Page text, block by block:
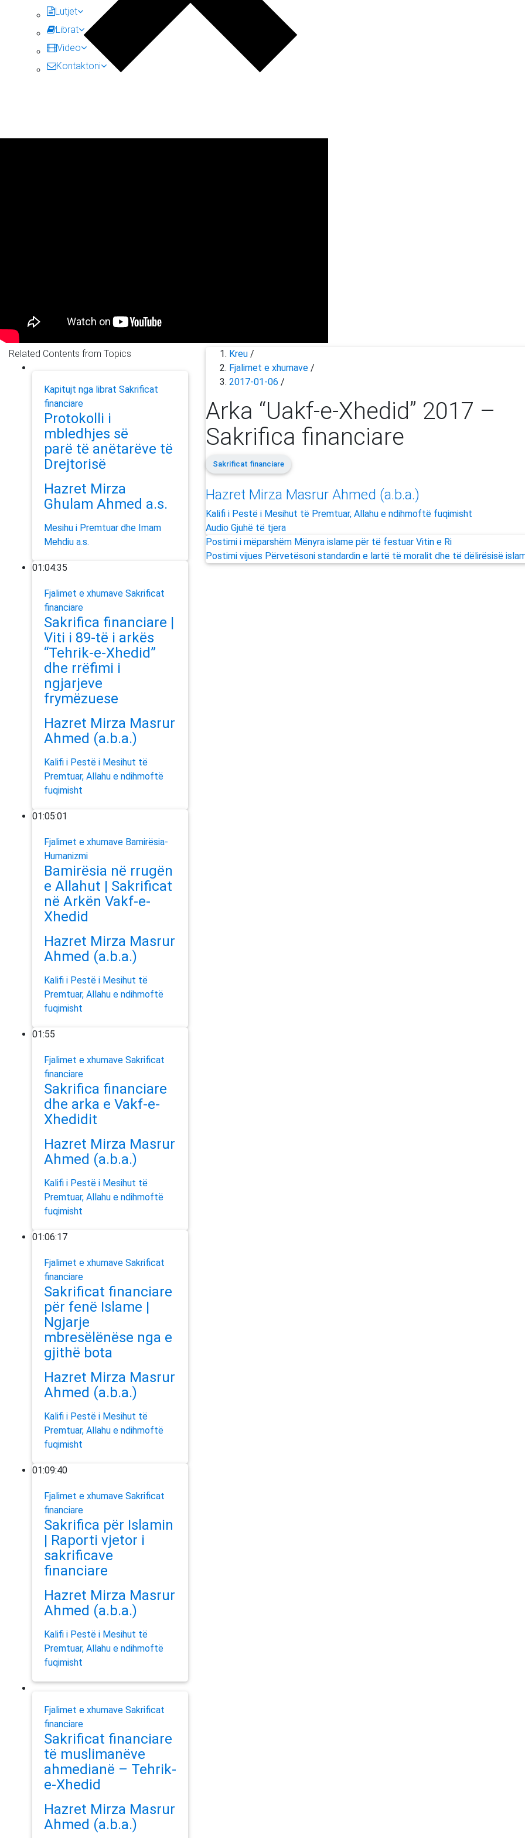
Lutjet
Librat
Video
Kontaktoni
Related Contents from Topics
Kapitujt nga librat Sakrificat
financiare
Protokolli i
mbledhjes së
parë të anëtarëve të
Drejtorisë
Hazret Mirza
Ghulam Ahmed a.s.
Mesihu i Premtuar dhe Imam
Mehdiu a.s.
01:04:35
Fjalimet e xhumave Sakrificat
financiare
Sakrifica financiare |
Viti i 89-të i arkës
“Tehrik-e-Xhedid”
dhe rrëfimi i
ngjarjeve
frymëzuese
Hazret Mirza Masrur
Ahmed (a.b.a.)
Kalifi i Pestë i Mesihut të
Premtuar, Allahu e ndihmoftë
fuqimisht
01:05:01
Fjalimet e xhumave Bamirësia-
Humanizmi
Bamirësia në rrugën
e Allahut | Sakrificat
në Arkën Vakf-e-
Xhedid
Hazret Mirza Masrur
Ahmed (a.b.a.)
Kalifi i Pestë i Mesihut të
Premtuar, Allahu e ndihmoftë
fuqimisht
01:55
Fjalimet e xhumave Sakrificat
financiare
Sakrifica financiare
dhe arka e Vakf-e-
Xhedidit
Hazret Mirza Masrur
Ahmed (a.b.a.)
Kalifi i Pestë i Mesihut të
Premtuar, Allahu e ndihmoftë
fuqimisht
01:06:17
Fjalimet e xhumave Sakrificat
financiare
Sakrificat financiare
për fenë Islame |
Ngjarje
mbresëlënëse nga e
gjithë bota
Hazret Mirza Masrur
Ahmed (a.b.a.)
Kalifi i Pestë i Mesihut të
Premtuar, Allahu e ndihmoftë
fuqimisht
01:09:40
Fjalimet e xhumave Sakrificat
financiare
Sakrifica për Islamin
| Raporti vjetor i
sakrificave
financiare
Hazret Mirza Masrur
Ahmed (a.b.a.)
Kalifi i Pestë i Mesihut të
Premtuar, Allahu e ndihmoftë
fuqimisht
Fjalimet e xhumave Sakrificat
financiare
Sakrificat financiare
të muslimanëve
ahmedianë – Tehrik-
e-Xhedid
Hazret Mirza Masrur
Ahmed (a.b.a.)
Kreu /
Fjalimet e xhumave /
2017-01-06 /
Arka “Uakf-e-Xhedid” 2017 –
Sakrifica financiare
Sakrificat financiare
Hazret Mirza Masrur Ahmed (a.b.a.)
Kalifi i Pestë i Mesihut të Premtuar, Allahu e ndihmoftë fuqimisht
Audio Gjuhë të tjera
Postimi i mëparshëm Mënyra islame për të festuar Vitin e Ri
Postimi vijues Përvetësoni standardin e lartë të moralit dhe të dëlirësisë